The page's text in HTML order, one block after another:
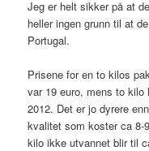
Jeg er helt sikker på at
heller ingen grunn til at
Portugal.
Prisene for en to kilos
var 19 euro, mens to
2012. Det er jo dyrere
kvalitet som koster ca 8-
kilo ikke utvannet blir til